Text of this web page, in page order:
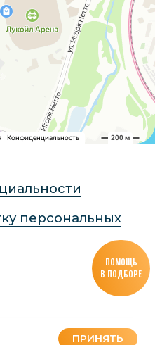
ПРИНЯТЬ
ПОМОЩЬ
В ПОДБОРЕ